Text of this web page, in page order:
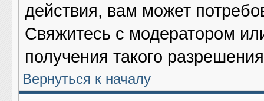
действия, вам может
Свяжитесь с модератором
получения такого
Вернуться к началу